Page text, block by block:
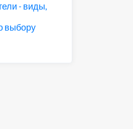
- виды,
выбору